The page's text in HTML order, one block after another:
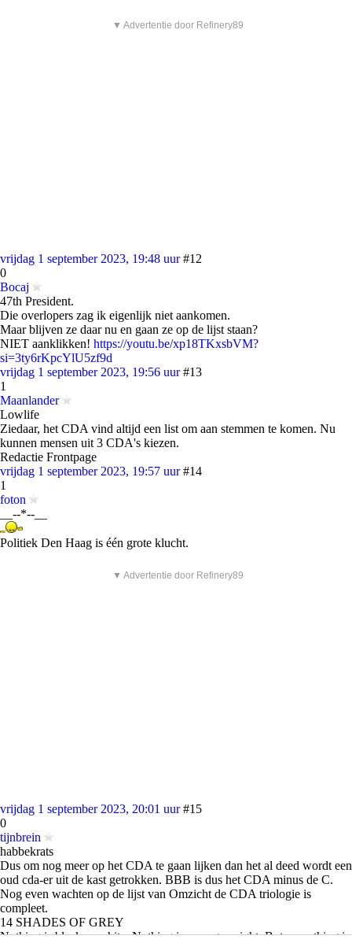
▼ Advertentie door Refinery89
vrijdag 1 september 2023, 19:48 uur #12
0
Bocaj
47th President.
Die overlopers zag ik eigenlijk niet aankomen.
Maar blijven ze daar nu en gaan ze op de lijst staan?
NIET aanklikken! https://youtu.be/xp18TKxsbVM?
si=3ty6rKpcYlU5zf9d
vrijdag 1 september 2023, 19:56 uur #13
1
Maanlander
Lowlife
Ziedaar, het CDA vind altijd een list om aan stemmen te komen. Nu
kunnen mensen uit 3 CDA's kiezen.
Redactie Frontpage
vrijdag 1 september 2023, 19:57 uur #14
1
foton
__--*--__
Politiek Den Haag is één grote klucht.
▼ Advertentie door Refinery89
vrijdag 1 september 2023, 20:01 uur #15
0
tijnbrein
habbekrats
Dus om nog meer op het CDA te gaan lijken dan het al deed wordt een
oud cda-er uit de kast getrokken. BBB is dus het CDA minus de C.
Nog even wachten op de lijst van Omzicht de CDA triologie is
compleet.
14 SHADES OF GREY
Nothing is black or white. Nothing is wrong or right. But everything is